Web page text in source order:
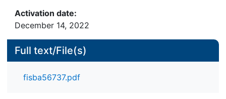
Activation date:
December 14, 2022
Full text/File(s)
fisba56737.pdf